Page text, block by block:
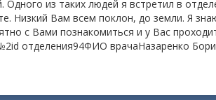
из таких людей я встретил в
Низкий Вам всем поклон, до земли. Я
с Вами познакомиться и у Вас
отделения94ФИО врачаНазаренко